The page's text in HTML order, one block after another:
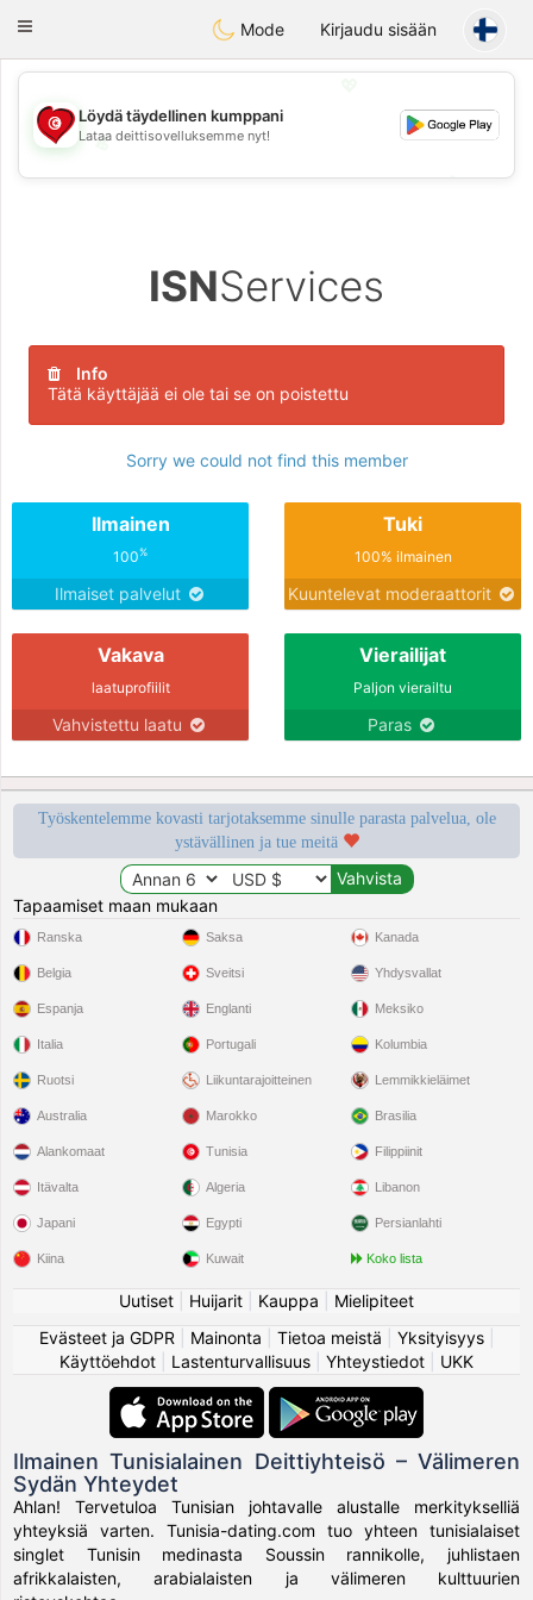
Tunisia Dating
Toggle
Mode Kirjaudu sisään
💖
💕
Löydä täydellinen kumppani
Lataa deittisovelluksemme nyt!
ISNServices
Info
Tätä käyttäjää ei ole tai se on poistettu
Sorry we could not find this member
Ilmainen
100%
Ilmaiset palvelut
Tuki
100% ilmainen
Kuuntelevat moderaattorit
Vakava
laatuprofiilit
Vahvistettu laatu
Vierailijat
Paljon vierailtu
Paras
Työskentelemme kovasti tarjotaksemme sinulle parasta palvelua, ole
ystävällinen ja tue meitä
Tapaamiset maan mukaan
Ranska
Belgia
Espanja
Italia
Ruotsi
Saksa
Sveitsi
Englanti
Portugali
Liikuntarajoitteinen
Kanada
Yhdysvallat
Meksiko
Kolumbia
Lemmikkieläimet
Australia
Alankomaat
Itävalta
Japani
Kiina
Marokko
Tunisia
Algeria
Egypti
Kuwait
Brasilia
Filippiinit
Libanon
Persianlahti
Koko lista
Uutiset Huijarit Kauppa
Mielipiteet
Evästeet ja GDPR
Mainonta Tietoa meistä Yksityisyys|
Käyttöehdot
Lastenturvallisuus Yhteystiedot UKK
Ilmainen Tunisialainen Deittiyhteisö – Välimeren
Sydän Yhteydet
Ahlan! Tervetuloa Tunisian johtavalle alustalle merkitykselliä
yhteyksiä varten. Tunisia-dating.com tuo yhteen tunisialaiset
singlet Tunisin medinasta Soussin rannikolle, juhlistaen
afrikkalaisten, arabialaisten ja välimeren kulttuurien